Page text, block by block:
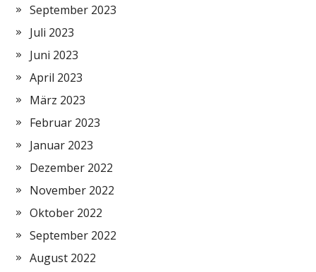
September 2023
Juli 2023
Juni 2023
April 2023
März 2023
Februar 2023
Januar 2023
Dezember 2022
November 2022
Oktober 2022
September 2022
August 2022